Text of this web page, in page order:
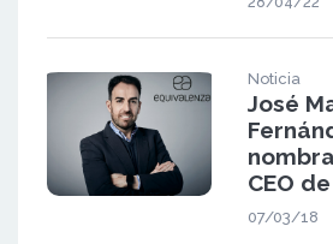
Noticia
José
CEO
07/03/18